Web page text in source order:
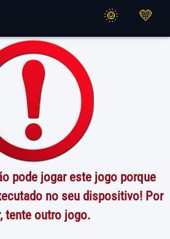
pode jogar este jogo porque
no seu dispositivo! Por
tente outro jogo.